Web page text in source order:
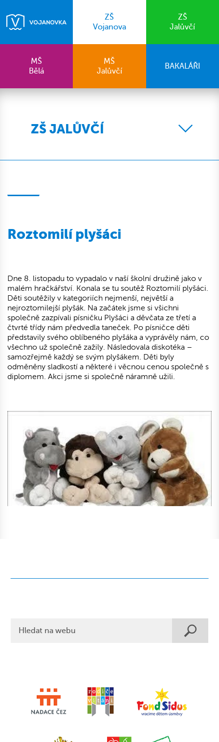
ZŠ
Vojanova
ZŠ
Jalůvčí
MŠ
Bělá
MŠ
Jalůvčí
BAKALÁŘI
ZŠ JALŮVČÍ
Roztomilí plyšáci
Dne 8. listopadu to vypadalo v naší školní družině jako v
malém hračkářství. Konala se tu soutěž Roztomilí plyšáci.
Děti soutěžily v kategoriích nejmenší, největší a
nejroztomilejší plyšák. Na začátek jsme si všichni
společně zazpívali písničku Plyšáci a děvčata ze třetí a
čtvrté třídy nám předvedla taneček. Po písničce děti
představily svého oblíbeného plyšáka a vyprávěly nám, co
všechno už společně zažily. Následovala diskotéka –
samozřejmě každý se svým plyšákem. Děti byly
odměněny sladkostí a některé i věcnou cenou společně s
diplomem. Akci jsme si společně náramně užili.